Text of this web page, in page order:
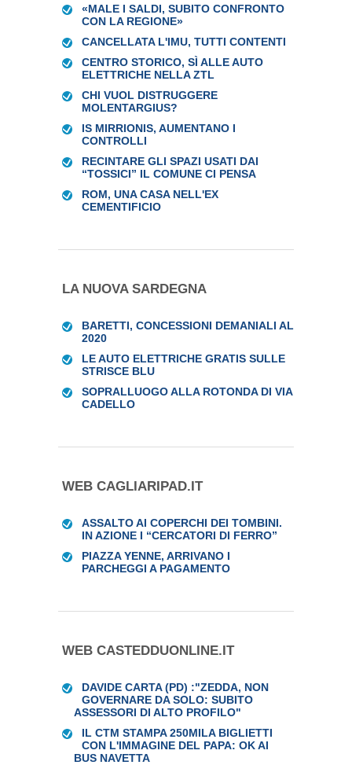
«MALE I SALDI, SUBITO CONFRONTO
CON LA REGIONE»
CANCELLATA L'IMU, TUTTI CONTENTI
CENTRO STORICO, SÌ ALLE AUTO
ELETTRICHE NELLA ZTL
CHI VUOL DISTRUGGERE
MOLENTARGIUS?
IS MIRRIONIS, AUMENTANO I
CONTROLLI
RECINTARE GLI SPAZI USATI DAI
“TOSSICI” IL COMUNE CI PENSA
ROM, UNA CASA NELL'EX
CEMENTIFICIO
LA NUOVA SARDEGNA
BARETTI, CONCESSIONI DEMANIALI AL
2020
LE AUTO ELETTRICHE GRATIS SULLE
STRISCE BLU
SOPRALLUOGO ALLA ROTONDA DI VIA
CADELLO
WEB CAGLIARIPAD.IT
ASSALTO AI COPERCHI DEI TOMBINI.
IN AZIONE I “CERCATORI DI FERRO”
PIAZZA YENNE, ARRIVANO I
PARCHEGGI A PAGAMENTO
WEB CASTEDDUONLINE.IT
DAVIDE CARTA (PD) :"ZEDDA, NON
GOVERNARE DA SOLO: SUBITO
ASSESSORI DI ALTO PROFILO"
IL CTM STAMPA 250MILA BIGLIETTI
CON L'IMMAGINE DEL PAPA: OK AI
BUS NAVETTA